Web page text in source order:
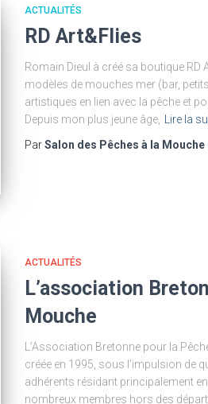
ACTUALITÉS
RD Art&Flies
Romain Dieul à créé sa boutique
modèles de mouches mer (bar,
artistiques en lien avec la pêche et
Depuis mon plus jeune âge,
Lire la
ParSalon des Pêches à la Mouche
ACTUALITÉS
L’association
Mouche
L’Association Bretonne pour la
créée en 1995, sous l’impulsion de
adhérents résidant principalement
nombreux membres hors des